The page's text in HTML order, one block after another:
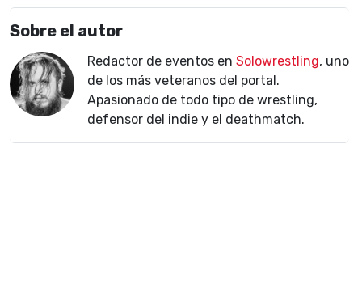
Sobre el autor
Redactor de eventos en Solowrestling, uno
de los más veteranos del portal.
Apasionado de todo tipo de wrestling,
defensor del indie y el deathmatch.